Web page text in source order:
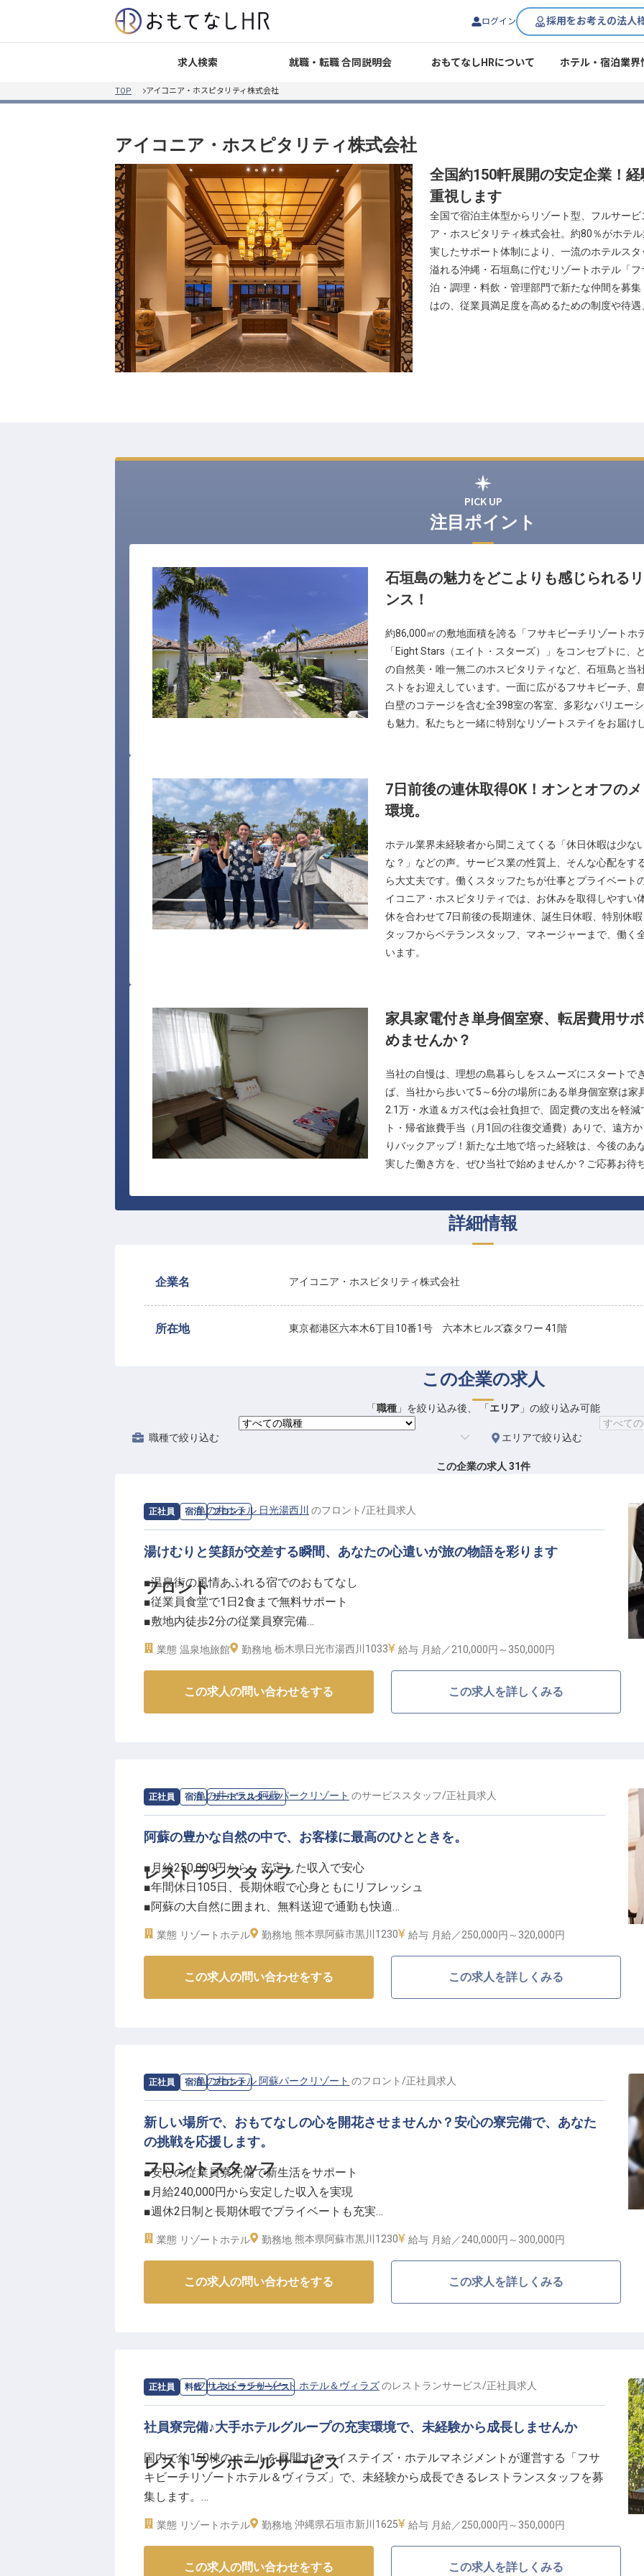
ログイン 採用をお考えの法人
求人検索 就職・転職 合同説明会 おもてなしHRについて ホテル・宿泊業界
TOP アイコニア・ホスピタリティ株式会社
アイコニア・ホスピタリティ株式会社
全国約150軒展開の安定企業！
重視します
全国で宿泊主体型からリゾート型、フルサー
ア・ホスピタリティ株式会社。約80％がホテ
実したサポート体制により、一流のホテルス
溢れる沖縄・石垣島に佇むリゾートホテル「
泊・調理・料飲・管理部門で新たな仲間を募
はの、従業員満足度を高めるための制度や待
PICK UP
注目ポイント
石垣島の魅力をどこよりも感じられる
ンス！
約86,000㎡の敷地面積を誇る「フサキビーチリゾートホ
「Eight Stars（エイト・スターズ）」をコンセプトに
の自然美・唯一無二のホスピタリティなど、石垣島と当
ストをお迎えしています。一面に広がるフサキビーチ、
白壁のコテージを含む全398室の客室、多彩なバリエー
も魅力。私たちと一緒に特別なリゾートステイをお届け
7日前後の連休取得OK！オンとオフの
環境。
ホテル業界未経験者から聞こえてくる「休日休暇は少な
な？」などの声。サービス業の性質上、そんな心配をす
ら大丈夫です。働くスタッフたちが仕事とプライベート
イコニア・ホスピタリティでは、お休みを取得しやすい
休を合わせて7日前後の長期連休、誕生日休暇、特別休
タッフからベテランスタッフ、マネージャーまで、働く
います。
家具家電付き単身個室寮、転居費用サ
めませんか？
当社の自慢は、理想の島暮らしをスムーズにスタートで
ば、当社から歩いて5～6分の場所にある単身個室寮は
2.1万・水道＆ガス代は会社負担で、固定費の支出を軽
ト・帰省旅費手当（月1回の往復交通費）ありで、遠方
りバックアップ！新たな土地で培った経験は、今後のあ
実した働き方を、ぜひ当社で始めませんか？ご応募お待
詳細情報
企業名 アイコニア・ホスピタリティ株式会社
所在地 東京都港区六本木6丁目10番1号 六本木ヒルズ森タワー 41階
この企業の求人
「職種」を絞り込み後、 「エリア」の絞り込み可能
職種で絞り込む エリアで絞り込む
この企業の求人 31件
正社員 宿泊 フロント
フロント
求人情報：亀の井ホテル 日光湯西川 のフロント /正社員求人
湯けむりと笑顔が交差する瞬間、あなたの心遣いが旅の物語を彩ります
■温泉街の風情あふれる宿でのおもてなし
■従業員食堂で1日2食まで無料サポート
■敷地内徒歩2分の従業員寮完備
■資格取得支援など成長できる環境
温泉街の情緒あふれる湯西川温泉で、お客様の大切な思い出づくりをお手伝い。チェック
インからチェックアウトまで、笑顔でお客様をお迎えするフロント業務を担当していただ
いになる、心温まるお仕事です。
ーー【チームで支え合い、共に成長できる職場環境】
で働きやすく、従業員寮も完備で通勤の心配もありません。1日2食まで無料の従業員食堂
があるので、食事面でも安心です。資格取得支援制度や奨学金返還支援制度など、あなた
の成長とライフプランをバックアップ。福利厚生が充実しているので、長く安心して働け
る環境です。ホスピタリティ業界でのキャリアを築きたい方、温泉地で心のこもったサー
※2025年07月18日時点の情報です
業態 温泉地旅館 勤務地 栃木県日光市湯西川1033 給与 月給／210,000円～ 350,000円
この求人の問い合わせをする この求人を詳しくみる
正社員 宿泊 サービススタッフ
レストランスタッフ
求人情報：亀の井ホテル 阿蘇パークリゾート のサービススタッフ/正社員求人
阿蘇の豊かな自然の中で、お客様に最高のひとときを。
■月給250,000円から、安定した収入で安心
■年間休日105日、長期休暇で心身ともにリフレッシュ
■阿蘇の大自然に囲まれ、無料送迎で通勤も快適
■お客様の笑顔を創る、心温まるおもてなしの仕事
熊本県阿蘇市に位置する当ホテルは、雄大な阿蘇の自然に囲まれ、訪れるお客様に心安ら
ぐひとときを提供しています。
ーー【働きやすさを追求した環境と成長の機会】
当ホテルでは、スタッフが安心して長く働ける環境を整えています。
週休2日制に加え、夏期・冬期には長期連続休暇も取得可能で、プライベートも充実させ
ながら働けます。社会保険完備はもちろん、昇給・賞与で日頃の頑張りを評価。
マイカー通勤も可能で、阿蘇の豊かな自然の中で、お客様と共に成長できる職場です。
※2026年04月22日時点の情報です
業態 リゾートホテル 勤務地 熊本県阿蘇市黒川1230 給与 月給／250,000円～ 320,000円
この求人の問い合わせをする この求人を詳しくみる
正社員 宿泊 フロント
フロントスタッフ
求人情報：亀の井ホテル 阿蘇パークリゾート のフロント /正社員求人
新しい場所で、おもてなしの心を開花させませんか？安心の寮完備で、あなた
の挑戦を応援します。
■安心の従業員寮完備で新生活をサポート
■月給240,000円から安定した収入を実現
■週休2日制と長期休暇でプライベートも充実
■充実の福利厚生とキャリア支援で成長を応援
阿蘇の雄大な自然に囲まれた当ホテルで、お客様の心に残る滞在を演出するフロントスタ
ッフを募集します。
か。
お客様の「ありがとう」が直接聞ける、やりがいのあるお仕事です。
当ホテルでは、従業員が安心して長く活躍できるよう、充実した福利厚生とキャリア支援
をご用意しています。
月給240,000円からの安定した給与に加え、昇給・賞与で日頃の頑張りを評価。週休2日制
や長期連続休暇でプライベートも大切にできます。従業員寮も完備しており、新しい生活
資格取得支援制度や奨学金返還支援制度もあり、あなたの成長とキャリアアップを会社全
業態 リゾートホテル 勤務地 熊本県阿蘇市黒川1230 給与 月給／240,000円～ 300,000円
この求人の問い合わせをする この求人を詳しくみる
正社員 料飲 レストランサービス
レストランホールサービス
求人情報：フサキビーチリゾート ホテル＆ヴィラズのレストランサービス/正社員求人
社員寮完備♪大手ホテルグループの充実環境で、未経験から成長しませんか
国内で約150棟のホテルを展開するマイステイズ・ホテルマネジメントが運営する「フサ
キビーチリゾートホテル＆ヴィラズ」で、未経験から成長できるレストランスタッフを募
集します。
業態 リゾートホテル 勤務地 沖縄県石垣市新川1625 給与 月給／250,000円～ 350,000円
この求人の問い合わせをする この求人を詳しくみる